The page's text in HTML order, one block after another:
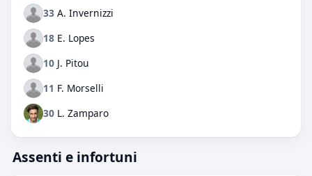
33 A. Invernizzi
18 E. Lopes
10 J. Pitou
11 F. Morselli
30 L. Zamparo
Assenti e infortuni